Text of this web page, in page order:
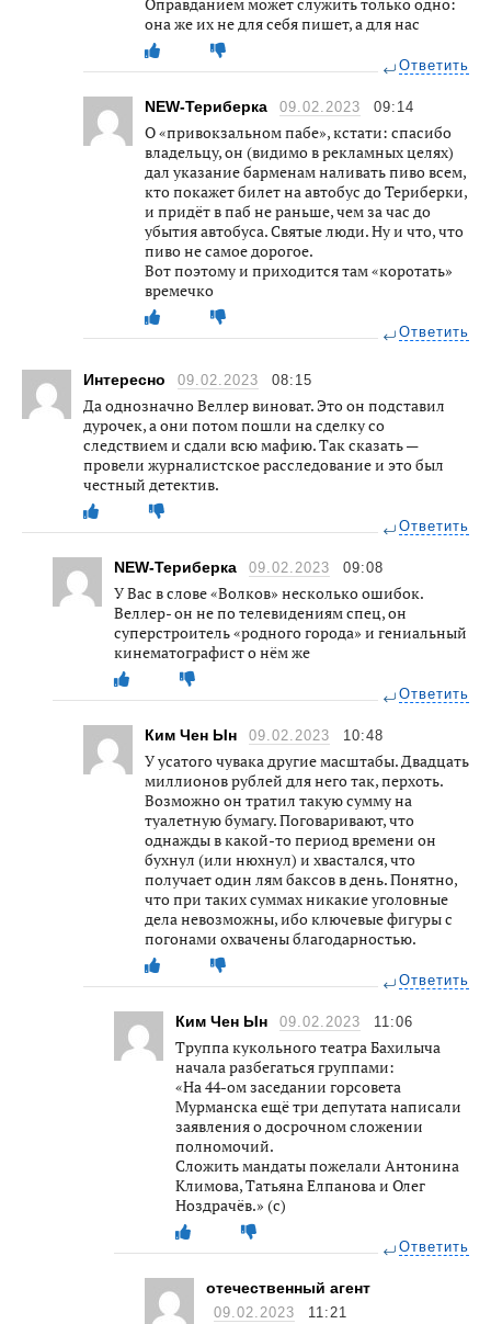
она же их не для себя пишет, а для нас
Ответить
NEW-Териберка 09.02.2023 09:14
О «привокзальном пабе», кстати: спасибо
владельцу, он (видимо в рекламных целях)
дал указание барменам наливать пиво всем,
кто покажет билет на автобус до Териберки,
и придёт в паб не раньше, чем за час до
убытия автобуса. Святые люди. Ну и что, что
пиво не самое дорогое.
Вот поэтому и приходится там «коротать»
времечко
Ответить
Интересно 09.02.2023 08:15
Да однозначно Веллер виноват. Это он подставил
дурочек, а они потом пошли на сделку со
следствием и сдали всю мафию. Так сказать —
провели журналистское расследование и это был
честный детектив.
Ответить
NEW-Териберка 09.02.2023 09:08
У Вас в слове «Волков» несколько ошибок.
Веллер- он не по телевидениям спец, он
суперстроитель «родного города» и гениальный
кинематографист о нём же
Ответить
Ким Чен Ын 09.02.2023 10:48
У усатого чувака другие масштабы. Двадцать
миллионов рублей для него так, перхоть.
Возможно он тратил такую сумму на
туалетную бумагу. Поговаривают, что
однажды в какой-то период времени он
бухнул (или нюхнул) и хвастался, что
получает один лям баксов в день. Понятно,
что при таких суммах никакие уголовные
дела невозможны, ибо ключевые фигуры с
погонами охвачены благодарностью.
Ответить
Ким Чен Ын 09.02.2023 11:06
Труппа кукольного театра Бахилыча
начала разбегаться группами:
«На 44-ом заседании горсовета
Мурманска ещё три депутата написали
заявления о досрочном сложении
полномочий.
Сложить мандаты пожелали Антонина
Климова, Татьяна Елпанова и Олег
Ноздрачёв.» (с)
Ответить
отечественный агент
09.02.2023 11:21